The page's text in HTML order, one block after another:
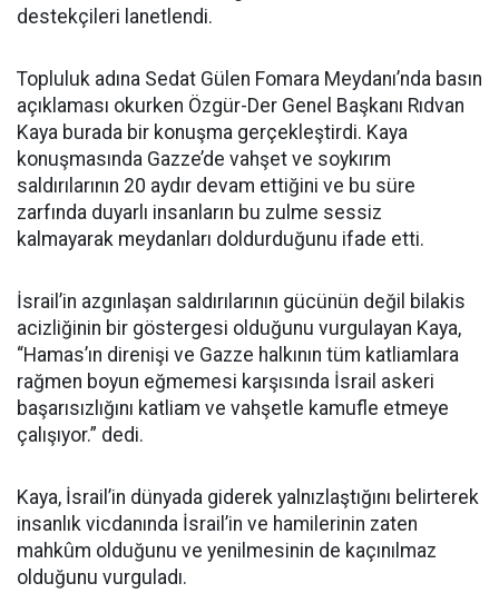
destekçileri lanetlendi.
Topluluk adına Sedat Gülen Fomara Meydanı’nda basın
açıklaması okurken Özgür-Der Genel Başkanı Rıdvan
Kaya burada bir konuşma gerçekleştirdi. Kaya
konuşmasında Gazze’de vahşet ve soykırım
saldırılarının 20 aydır devam ettiğini ve bu süre
zarfında duyarlı insanların bu zulme sessiz
kalmayarak meydanları doldurduğunu ifade etti.
İsrail’in azgınlaşan saldırılarının gücünün değil bilakis
acizliğinin bir göstergesi olduğunu vurgulayan Kaya,
“Hamas’ın direnişi ve Gazze halkının tüm katliamlara
rağmen boyun eğmemesi karşısında İsrail askeri
başarısızlığını katliam ve vahşetle kamufle etmeye
çalışıyor.” dedi.
Kaya, İsrail’in dünyada giderek yalnızlaştığını belirterek
insanlık vicdanında İsrail’in ve hamilerinin zaten
mahkûm olduğunu ve yenilmesinin de kaçınılmaz
olduğunu vurguladı.